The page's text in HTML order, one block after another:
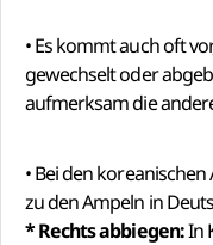
• Es kommt auch oft
gewechselt oder
aufmerksam die
• Bei den
zu den Ampeln in
* Rechts abbiegen:In